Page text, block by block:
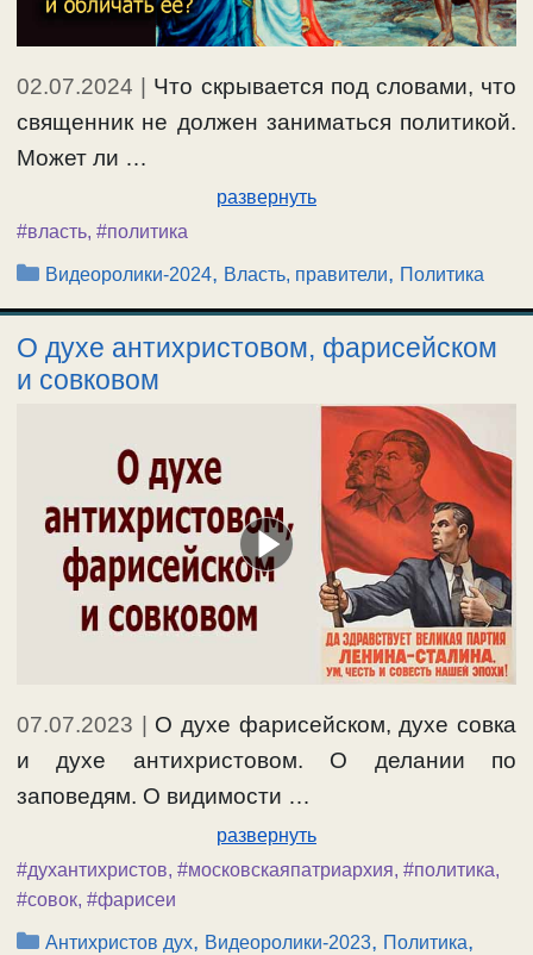
02.07.2024
Что скрывается под словами, что
священник не должен заниматься политикой.
Может ли …
развернуть
#власть, #политика
Рубрики
Видеоролики-2024, Власть, правители, Политика
О духе антихристовом, фарисейском
и совковом
07.07.2023 | О духе фарисейском, духе совка
и духе антихристовом. О делании по
заповедям. О видимости …
развернуть
#духантихристов, #московскаяпатриархия, #политика,
#совок, #фарисеи
Рубрики
Антихристов дух, Видеоролики-2023, Политика,